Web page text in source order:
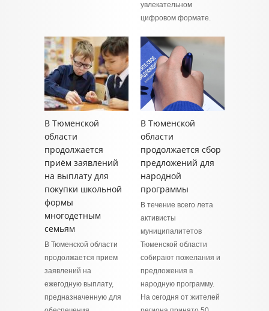
увлекательном
цифровом формате.
В Тюменской
области
продолжается
приём заявлений
на выплату для
покупки школьной
формы
многодетным
семьям
В Тюменской области
продолжается прием
заявлений на
ежегодную выплату,
предназначенную для
В Тюменской
области
продолжается сбор
предложений для
народной
программы
В течение всего лета
активисты
муниципалитетов
Тюменской области
собирают пожелания и
предложения в
народную программу.
На сегодня от жителей